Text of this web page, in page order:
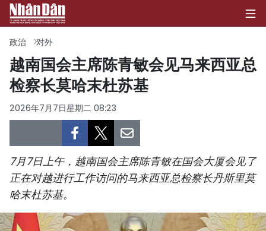
首页
政治
经济
社会
文化
政治 对外
越南国会主席陈青敏会见马来西亚总
检察长莫哈末杜苏基
2026年7月7日星期二 08:23
7月7日上午，越南国会主席陈青敏在国会大厦会见了
正在对越进行工作访问的马来西亚总检察长丹斯里莫
哈末杜苏基。